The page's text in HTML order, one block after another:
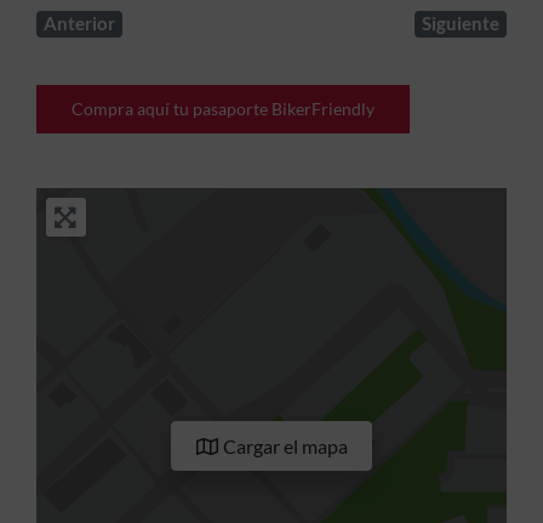
Anterior Siguiente
Compra aquí tu pasaporte BikerFriendly
Cargar el mapa